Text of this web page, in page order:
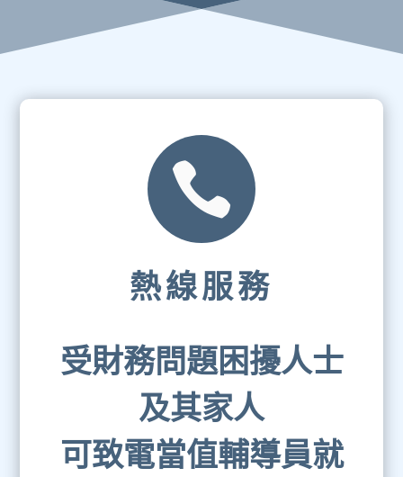

熱線服務
受財務問題困擾人士
及其家人
可致電當值輔導員就